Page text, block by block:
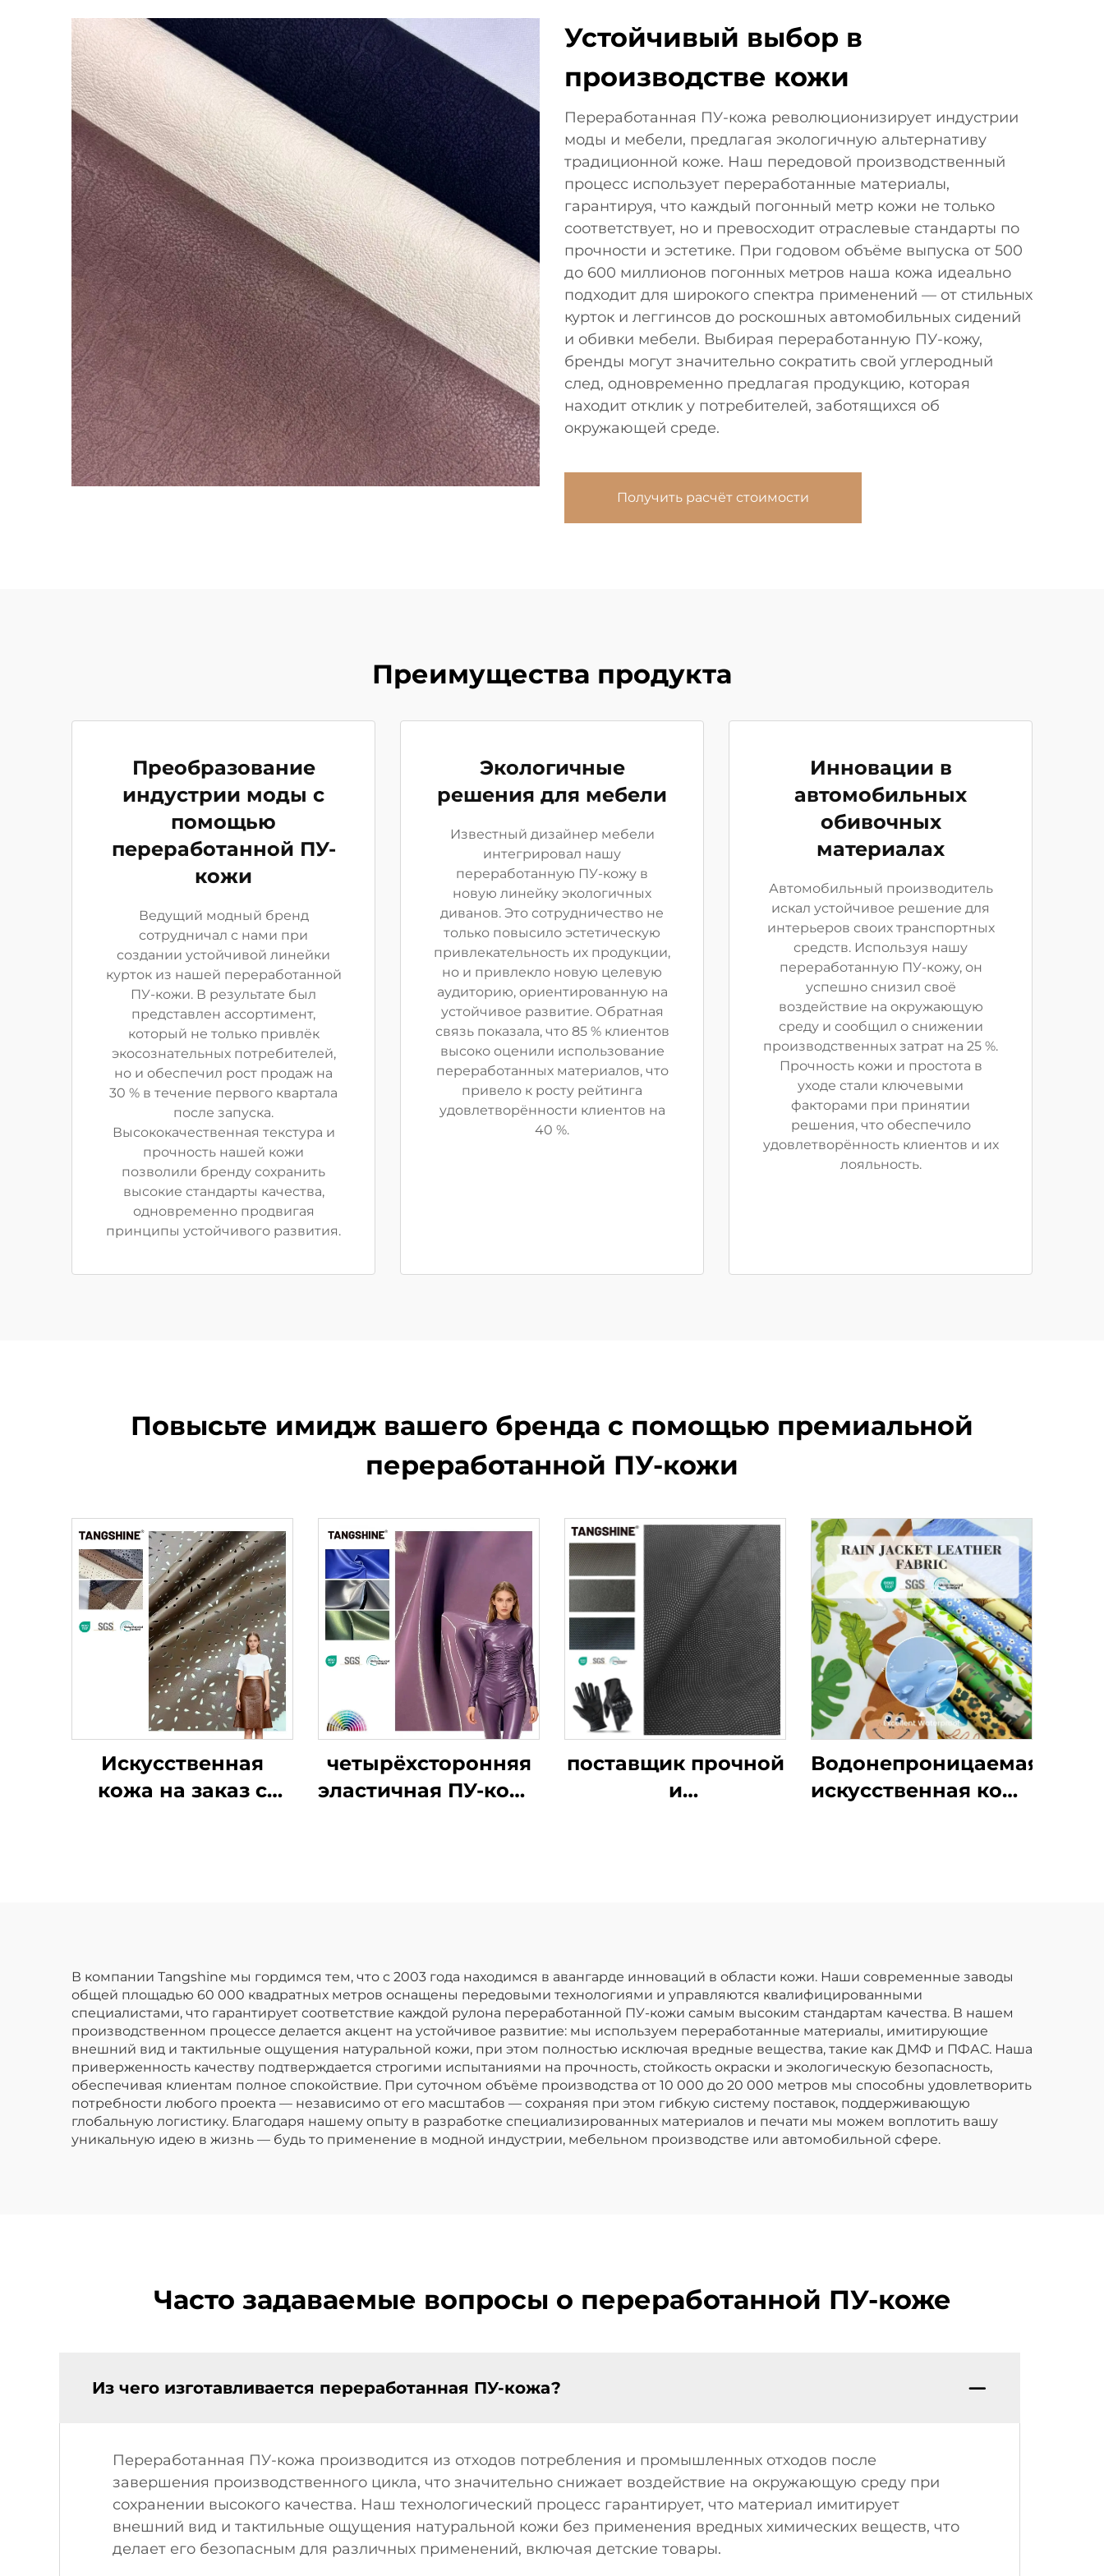
Устойчивый выбор в
производстве кожи
Переработанная ПУ-кожа революционизирует индустрии
моды и мебели, предлагая экологичную альтернативу
традиционной коже. Наш передовой производственный
процесс использует переработанные материалы,
гарантируя, что каждый погонный метр кожи не только
соответствует, но и превосходит отраслевые стандарты по
прочности и эстетике. При годовом объёме выпуска от 500
до 600 миллионов погонных метров наша кожа идеально
подходит для широкого спектра применений — от стильных
курток и леггинсов до роскошных автомобильных сидений
и обивки мебели. Выбирая переработанную ПУ-кожу,
бренды могут значительно сократить свой углеродный
след, одновременно предлагая продукцию, которая
находит отклик у потребителей, заботящихся об
окружающей среде.
Получить расчёт стоимости
Преимущества продукта
Преобразование
индустрии моды с
помощью
переработанной ПУ-
кожи
Ведущий модный бренд
сотрудничал с нами при
создании устойчивой линейки
курток из нашей переработанной
ПУ-кожи. В результате был
представлен ассортимент,
который не только привлёк
экосознательных потребителей,
но и обеспечил рост продаж на
30 % в течение первого квартала
после запуска.
Высококачественная текстура и
прочность нашей кожи
позволили бренду сохранить
высокие стандарты качества,
одновременно продвигая
принципы устойчивого развития.
Экологичные
решения для мебели
Известный дизайнер мебели
интегрировал нашу
переработанную ПУ-кожу в
новую линейку экологичных
диванов. Это сотрудничество не
только повысило эстетическую
привлекательность их продукции,
но и привлекло новую целевую
аудиторию, ориентированную на
устойчивое развитие. Обратная
связь показала, что 85 % клиентов
высоко оценили использование
переработанных материалов, что
привело к росту рейтинга
удовлетворённости клиентов на
40 %.
Инновации в
автомобильных
обивочных
материалах
Автомобильный производитель
искал устойчивое решение для
интерьеров своих транспортных
средств. Используя нашу
переработанную ПУ-кожу, он
успешно снизил своё
воздействие на окружающую
среду и сообщил о снижении
производственных затрат на 25 %.
Прочность кожи и простота в
уходе стали ключевыми
факторами при принятии
решения, что обеспечило
удовлетворённость клиентов и их
лояльность.
Повысьте имидж вашего бренда с помощью премиальной
переработанной ПУ-кожи
Искусственная
кожа на заказ с
четырёхсторонняя
эластичная ПУ-кожа
поставщик прочной
и
Водонепроницаемая
искусственная кожа
курток.
В компании Tangshine мы гордимся тем, что с 2003 года находимся в авангарде инноваций в области кожи. Наши современные заводы
общей площадью 60 000 квадратных метров оснащены передовыми технологиями и управляются квалифицированными
специалистами, что гарантирует соответствие каждой рулона переработанной ПУ-кожи самым высоким стандартам качества. В нашем
производственном процессе делается акцент на устойчивое развитие: мы используем переработанные материалы, имитирующие
внешний вид и тактильные ощущения натуральной кожи, при этом полностью исключая вредные вещества, такие как ДМФ и ПФАС. Наша
приверженность качеству подтверждается строгими испытаниями на прочность, стойкость окраски и экологическую безопасность,
обеспечивая клиентам полное спокойствие. При суточном объёме производства от 10 000 до 20 000 метров мы способны удовлетворить
потребности любого проекта — независимо от его масштабов — сохраняя при этом гибкую систему поставок, поддерживающую
глобальную логистику. Благодаря нашему опыту в разработке специализированных материалов и печати мы можем воплотить вашу
уникальную идею в жизнь — будь то применение в модной индустрии, мебельном производстве или автомобильной сфере.
Часто задаваемые вопросы о переработанной ПУ-коже
Из чего изготавливается переработанная ПУ-кожа?
Переработанная ПУ-кожа производится из отходов потребления и промышленных отходов после
завершения производственного цикла, что значительно снижает воздействие на окружающую среду при
сохранении высокого качества. Наш технологический процесс гарантирует, что материал имитирует
внешний вид и тактильные ощущения натуральной кожи без применения вредных химических веществ, что
делает его безопасным для различных применений, включая детские товары.